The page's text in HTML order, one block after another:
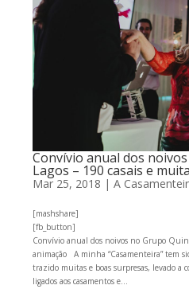
Convívio anual dos
Lagos – 190 casais e
Mar 25, 2018 | A
[mashshare]
[fb_button]
Convívio anual dos noivos no Grupo
animação A minha “Casamenteira” tem
trazido muitas e boas surpresas, levado a
ligados aos casamentos e...